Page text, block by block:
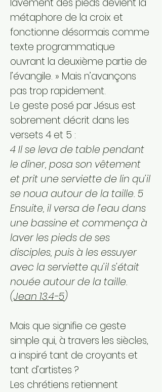
lavement des pieds devient la
métaphore de la croix et
fonctionne désormais comme
texte programmatique
ouvrant la deuxième partie de
l’évangile. » Mais n’avançons
pas trop rapidement.
Le geste posé par Jésus est
sobrement décrit dans les
versets 4 et 5 :
4 Il se leva de table pendant
le dîner, posa son vêtement
et prit une serviette de lin qu’il
se noua autour de la taille. 5
Ensuite, il versa de l’eau dans
une bassine et commença à
laver les pieds de ses
disciples, puis à les essuyer
avec la serviette qu’il s’était
nouée autour de la taille.
(Jean 13.4-5)
Mais que signifie ce geste
simple qui, à travers les siècles,
a inspiré tant de croyants et
tant d’artistes ?
Les chrétiens retiennent